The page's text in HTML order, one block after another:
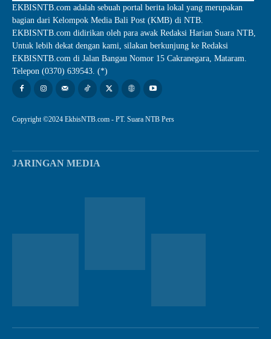
EKBISNTB.com adalah sebuah portal berita lokal yang merupakan
bagian dari Kelompok Media Bali Post (KMB) di NTB.
EKBISNTB.com didirikan oleh para awak Redaksi Harian Suara NTB,
Untuk lebih dekat dengan kami, silakan berkunjung ke Redaksi
EKBISNTB.com di Jalan Bangau Nomor 15 Cakranegara, Mataram.
Telepon (0370) 639543. (*)
Copyright ©2024 EkbisNTB.com - PT. Suara NTB Pers
JARINGAN MEDIA